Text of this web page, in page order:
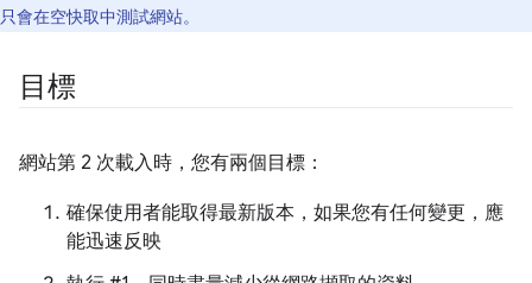
只會在空快取中測試網站。
目標
網站第 2 次載入時，您有兩個目標：
確保使用者能取得最新版本，如果您有任何變更，應
能迅速反映